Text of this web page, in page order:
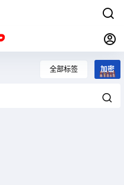
全部标签 加密